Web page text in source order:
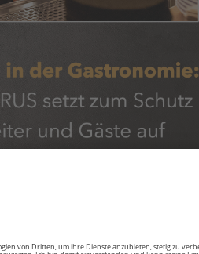
kleine Motorflugzeuge,
befindet sich das à la carte